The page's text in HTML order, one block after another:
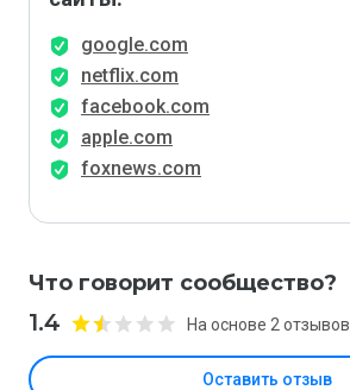
google.com
netflix.com
facebook.com
apple.com
foxnews.com
Что говорит сообщество?
1.4 На основе 2 отзывов
Оставить отзыв